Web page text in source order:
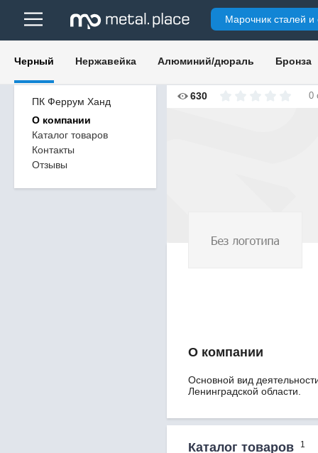
Марочник сталей и
Черный Нержавейка Алюминий/дюраль Бронза
ПК Феррум Ханд
О компании
Каталог товаров
Контакты
Отзывы
630 0
О компании
Основной вид
Ленинградской области.
Каталог товаров 1